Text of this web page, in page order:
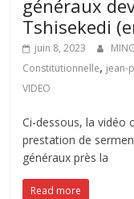
généraux
Tshisekedi
juin 8, 2023
Constitutionnelle, jean-
VIDEO
Ci-dessous, la vidéo
prestation de
généraux près la
Read more